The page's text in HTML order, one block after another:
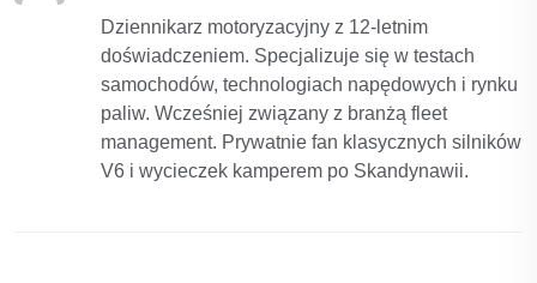
Dziennikarz motoryzacyjny z 12-letnim
doświadczeniem. Specjalizuje się w testach
samochodów, technologiach napędowych i rynku
paliw. Wcześniej związany z branżą fleet
management. Prywatnie fan klasycznych silników
V6 i wycieczek kamperem po Skandynawii.